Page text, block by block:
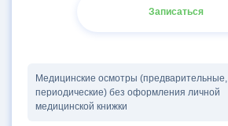
Записаться
Медицинские осмотры (предварительные,
периодические) без оформления личной
медицинской книжки